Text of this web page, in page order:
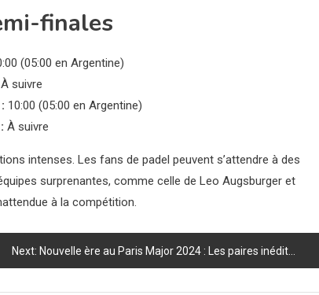
finales
(05:00 en Argentine)
À suivre
10:00 (05:00 en Argentine)
À suivre
intenses. Les fans de padel peuvent s’attendre à des
surprenantes, comme celle de Leo Augsburger et
à la compétition.
Next: Nouvelle ère au Paris Major 2024 : Les paires inédites à suivre de près !